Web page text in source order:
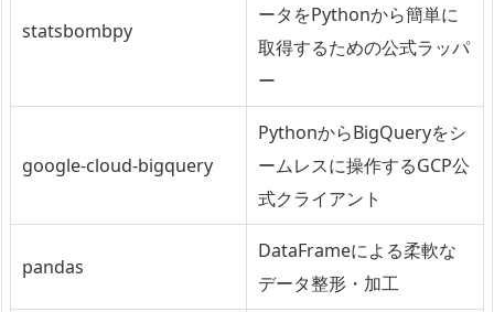
statsbombpy
ータをPythonから簡単に
取得するための公式ラッパ
ー
google-cloud-bigquery
PythonからBigQueryをシ
ームレスに操作するGCP公
式クライアント
pandas
DataFrameによる柔軟な
データ整形・加工